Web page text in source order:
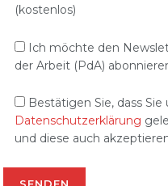
(kostenlos)
Ich möchte den
der Arbeit (PdA)
Bestätigen Sie, dass Sie
Datenschutzerklärung
und diese auch